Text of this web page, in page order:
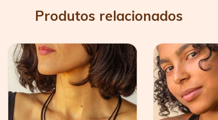
Produtos relacionados